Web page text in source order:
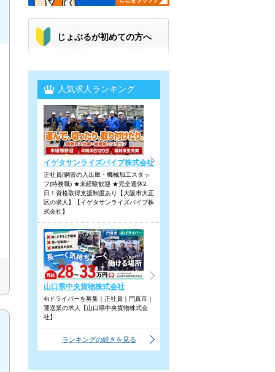
じょぶるが初めての方へ
人気求人ランキング
イゲタサンライズパイプ株式会社
正社員/鋼管の入出庫・機械加工スタッ
フ(特務職) ★未経験歓迎 ★完全週休2
日！資格取得支援制度あり【大阪市大正
区の求人】【イゲタサンライズパイプ株
式会社】
山口県中央貨物株式会社
4tドライバーを募集｜正社員｜門真市｜
運送業の求人【山口県中央貨物株式会
社】
ランキングの続きを見る